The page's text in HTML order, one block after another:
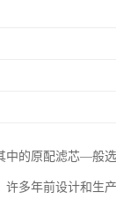
中的原配滤芯—般
多年前设计和生